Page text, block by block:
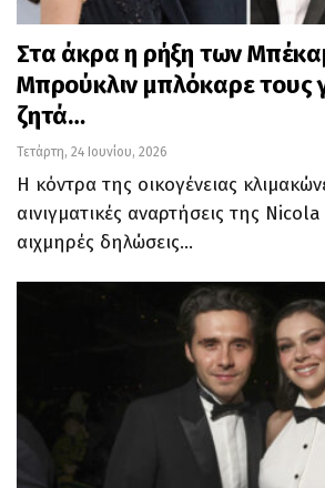
Στα άκρα η ρήξη των
Μπρούκλιν μπλόκαρε τους
ζητά…
Τετάρτη, 24 Ιουνίου, 2026
Η κόντρα της οικογένειας
αινιγματικές αναρτήσεις της
αιχμηρές δηλώσεις…